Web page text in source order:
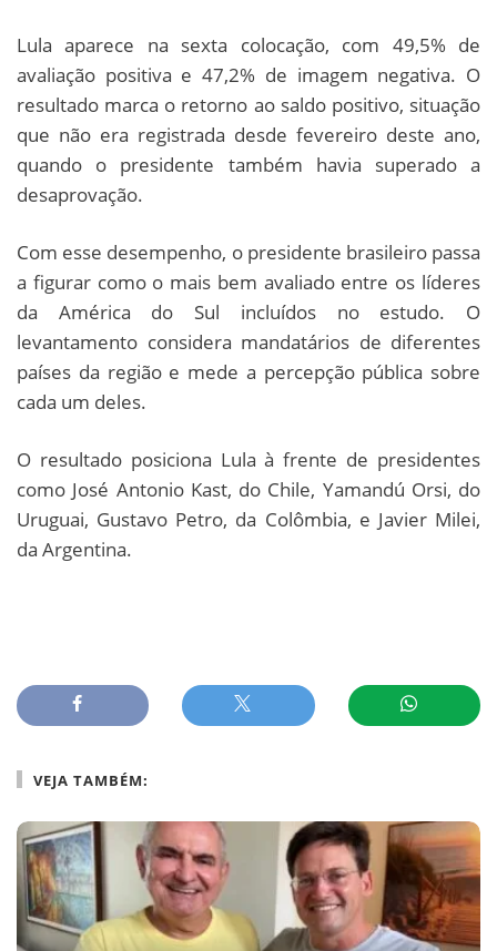
Lula aparece na sexta colocação, com 49,5% de
avaliação positiva e 47,2% de imagem negativa. O
resultado marca o retorno ao saldo positivo, situação
que não era registrada desde fevereiro deste ano,
quando o presidente também havia superado a
desaprovação.
Com esse desempenho, o presidente brasileiro passa
a figurar como o mais bem avaliado entre os líderes
da América do Sul incluídos no estudo. O
levantamento considera mandatários de diferentes
países da região e mede a percepção pública sobre
cada um deles.
O resultado posiciona Lula à frente de presidentes
como José Antonio Kast, do Chile, Yamandú Orsi, do
Uruguai, Gustavo Petro, da Colômbia, e Javier Milei,
da Argentina.
VEJA TAMBÉM: